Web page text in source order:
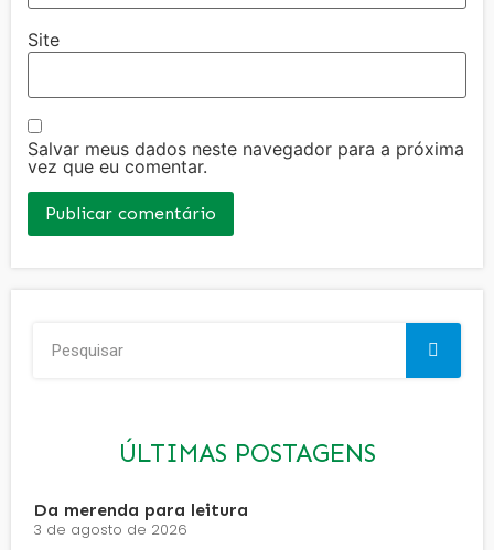
Site
Salvar meus dados neste navegador para a próxima
vez que eu comentar.
ÚLTIMAS POSTAGENS
Da merenda para leitura
3 de agosto de 2026